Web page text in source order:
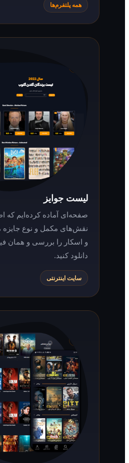
همه پلتفرم‌ها
لیست جوایز
صفحه‌ای آماده کرده‌ایم که اطلاعات
نقش‌های مکمل و نوع جایزه مانند گلدن
و اسکار را بررسی و همان فیلم و سریال
سایت اینترنتی